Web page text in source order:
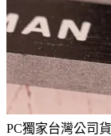
PC獨家台灣公司